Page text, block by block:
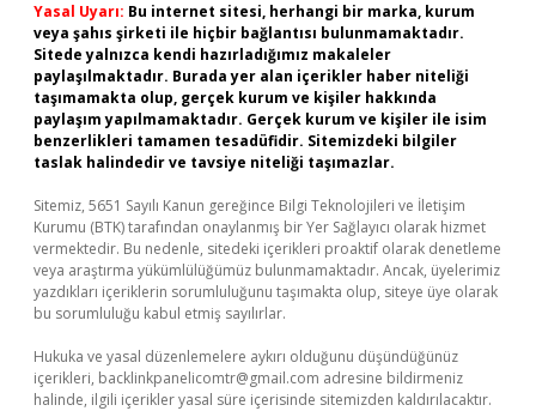
Yasal Uyarı: Bu internet sitesi, herhangi bir marka, kurum
veya şahıs şirketi ile hiçbir bağlantısı bulunmamaktadır.
Sitede yalnızca kendi hazırladığımız makaleler
paylaşılmaktadır. Burada yer alan içerikler haber niteliği
taşımamakta olup, gerçek kurum ve kişiler hakkında
paylaşım yapılmamaktadır. Gerçek kurum ve kişiler ile isim
benzerlikleri tamamen tesadüfidir. Sitemizdeki bilgiler
taslak halindedir ve tavsiye niteliği taşımazlar.
Sitemiz, 5651 Sayılı Kanun gereğince Bilgi Teknolojileri ve İletişim
Kurumu (BTK) tarafından onaylanmış bir Yer Sağlayıcı olarak hizmet
vermektedir. Bu nedenle, sitedeki içerikleri proaktif olarak denetleme
veya araştırma yükümlülüğümüz bulunmamaktadır. Ancak, üyelerimiz
yazdıkları içeriklerin sorumluluğunu taşımakta olup, siteye üye olarak
bu sorumluluğu kabul etmiş sayılırlar.
Hukuka ve yasal düzenlemelere aykırı olduğunu düşündüğünüz
içerikleri, backlinkpanelicomtr@gmail.com adresine bildirmeniz
halinde, ilgili içerikler yasal süre içerisinde sitemizden kaldırılacaktır.